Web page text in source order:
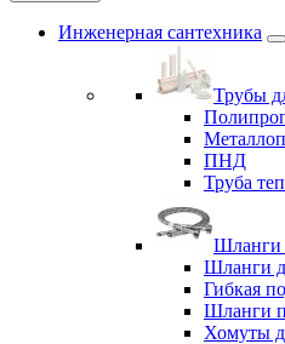
Инженерная сантехника
Трубы
ПНД
Труба
Шланги
Шланги
Гибкая
Шланги
Хомуты